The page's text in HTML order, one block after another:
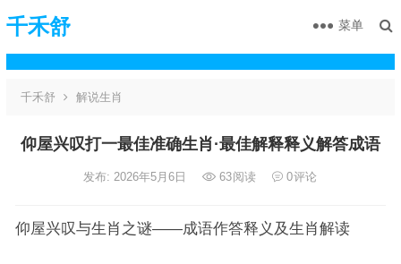
千禾舒 菜单
千禾舒 解说生肖
仰屋兴叹打一最佳准确生肖·最佳解释释义解答成语
发布: 2026年5月6日 63阅读 0评论
仰屋兴叹与生肖之谜——成语作答释义及生肖解读